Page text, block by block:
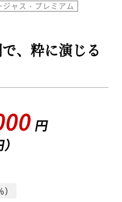
ジャス・プレミアム
、粋に演じる
円